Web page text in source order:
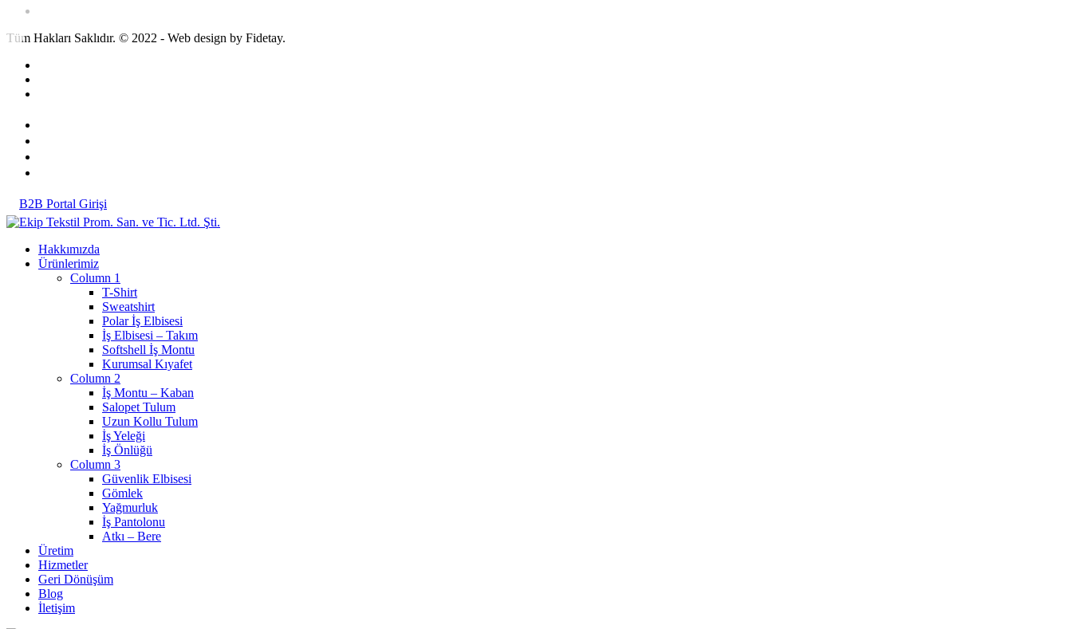
Tüm Hakları Saklıdır. © 2022 - Web design by Fidetay.
B2B Portal Girişi
Hakkımızda
Ürünlerimiz
Column 1
T-Shirt
Sweatshirt
Polar İş Elbisesi
İş Elbisesi – Takım
Softshell İş Montu
Kurumsal Kıyafet
Column 2
İş Montu – Kaban
Salopet Tulum
Uzun Kollu Tulum
İş Yeleği
İş Önlüğü
Column 3
Güvenlik Elbisesi
Gömlek
Yağmurluk
İş Pantolonu
Atkı – Bere
Üretim
Hizmetler
Geri Dönüşüm
Blog
İletişim